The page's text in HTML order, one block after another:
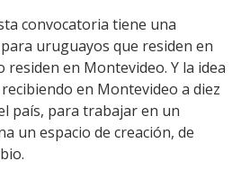
convocatoria tiene una
uruguayos que residen en
en Montevideo. Y la idea
en Montevideo a diez
país, para trabajar en un
un espacio de creación, de